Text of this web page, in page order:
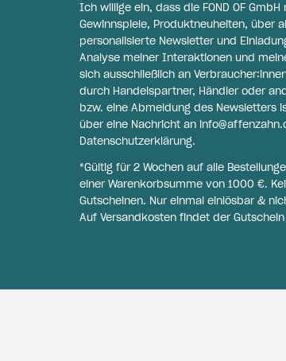
Ich willige ein, dass die FOND OF
Gewinnspiele, Produktneuheiten, über
personalisierte Newsletter und
Analyse meiner Interaktionen und
sich ausschließlich an
durch Handelspartner, Händler oder
bzw. eine Abmeldung des Newsletters
über eine Nachricht an
Datenschutzerklärung.
*Gültig für 2 Wochen auf alle
einer Warenkorbsumme von 1000 €.
Gutscheinen. Nur einmal einlösbar &
Auf Versandkosten findet der